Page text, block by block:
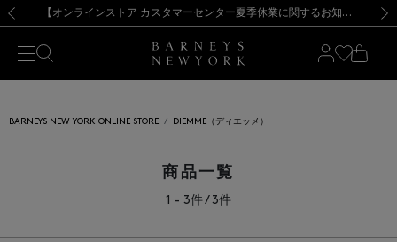
新規登録のお客様も対象！＜MY BARNEYS＞会員のお客様は11,000円（税込）以上のお買上げで常時送料無料！お買い物の際は会員登録を！
【夏季休業に伴う出荷一時停止のお知らせ】(2026.8.7) 【オンラインストア カスタマーセンター夏季休業に関するお知らせ】（2026.8.7）
【夏季休業に伴う返品・交換承り一時停止のお知らせ】（2026.8.5）
熊本県を中心とした地震の影響によるお荷物のお届けについて
【開催中】SUMMER SALEのご案内・ご注意事項 新規登録のお客様も対象！＜MY BARNEYS＞会員のお客様は11,000円（税込）以上のお買上げで常時送料無料！お買い物の際は会員登録を！
【夏季休業に伴う出荷一時停止のお知らせ】(2026.8.7)
BARNEYS NEW YORK ONLINE STORE DIEMME（ディエッメ）
商品一覧
1 - 3件 / 3件